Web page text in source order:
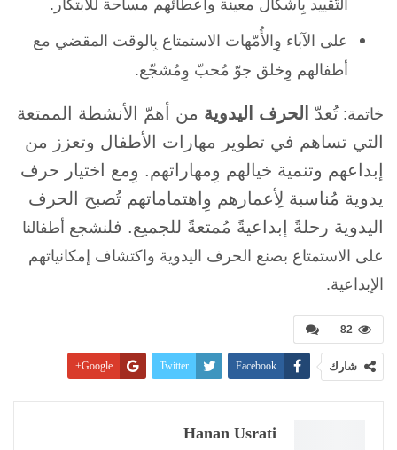
التّقييد بِأشكال معينة واعطائهم مساحة للابتكار.
على الآباء وِالأُمّهات الاستمتاع بِالوقت المقضي مع
أطفالهم وِخلق جوّ مُحبّ وِمُشجّع.
خاتمة: تُعدّ الحرف اليدوية من أهمّ
الأنشطة الممتعة
التي تساهم في تطوير مهارات الأطفال وتعزز من
إبداعهم وتنمية خيالهم وِمهاراتهم. وِمع اختيار حرف
يدوية مُناسبة لِأعمارهم وِاهتماماتهم تُصبح الحرف
اليدوية رحلةً إبداعيةً مُمتعةً للجميع. فلنشجع أطفالنا
على الاستمتاع بصنع الحرف اليدوية واكتشاف إمكانياتهم
الإبداعية.
82
شارك Facebook
Twitter
Google+
Linkedin
Hanan Usrati